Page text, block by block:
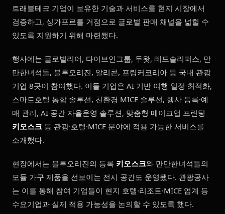
트래블테크 기업이 보유한 기술과 서비스를 현지 시장에서
검증하고, 싱가포르를 거점으로 글로벌 판매 채널을 넓힐 수
있도록 지원하기 위해 마련됐다.
행사에는 글로벌리어, 다이브인그룹, 두왓, 레드슬리퍼스, 만
만한녀석들, 블루오리진, 알리콘, 프링커코리아 등 국내 관광
기업 8곳이 참여했다. 이들 기업은 AI 기반 여행 일정 최적화,
스마트호텔 통합 솔루션, 친환경 MICE 솔루션, 행사 등록·예
매 관리, AI 공간 자율운영 솔루션, 맞춤형 메이크업 프린팅
키오스크 등 관광·호텔·MICE 분야에 적용 가능한 서비스를
소개했다.
현장에서는 블루오리진의 등록 키오스크와 만만한녀석들의
모듈 가구 제품을 선보이는 전시 공간도 운영됐다. 관광공사
는 이를 통해 참여 기업들이 현지 호텔·리조트·MICE 업계 등
수요기업과 실제 적용 가능성을 논의할 수 있도록 했다.